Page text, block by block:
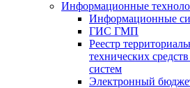
Информационные
Информационные
ГИС ГМП
Реестр
технических
систем
Электронный